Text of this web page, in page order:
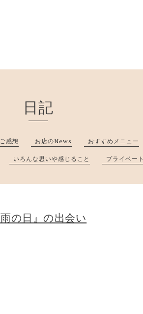
日記
感想 お店のNews おすすめメニュー
いろんな思いや感じること プライベート
雨の日』の出会い